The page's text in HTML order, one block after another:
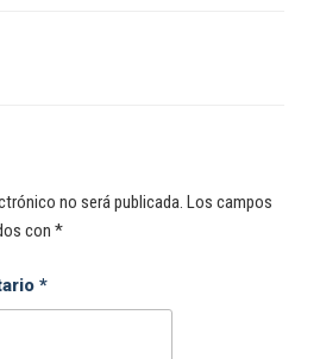
no será publicada. Los campos
con *
*